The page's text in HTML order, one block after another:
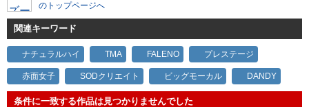
のトップページへ
関連キーワード
ナチュラルハイ TMA FALENO プレステージ
赤面女子 SODクリエイト ビッグモーカル DANDY
E★人妻DX E★ナンパDX